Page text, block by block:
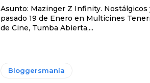
Asunto: Mazinger Z Infinity. Nostálgicos y niños nos reunimos el
pasado 19 de Enero en Multicines
de Cine, Tumba Abierta,...
Bloggersmanía